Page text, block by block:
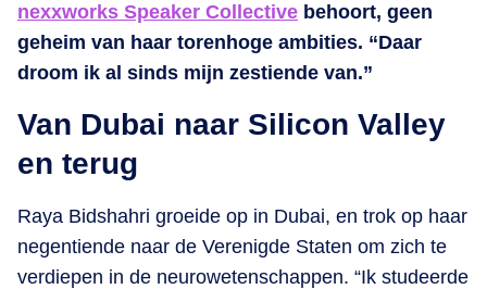
nexxworks Speaker Collective behoort, geen
geheim van haar torenhoge ambities. “Daar
droom ik al sinds mijn zestiende van.”
Van Dubai naar Silicon Valley
en terug
Raya Bidshahri groeide op in Dubai, en trok op haar
negentiende naar de Verenigde Staten om zich te
verdiepen in de neurowetenschappen. “Ik studeerde